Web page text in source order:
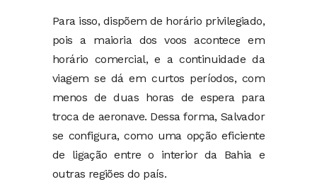
Para isso, dispõem de horário privilegiado,
pois a maioria dos voos acontece em
horário comercial, e a continuidade da
viagem se dá em curtos períodos, com
menos de duas horas de espera para
troca de aeronave. Dessa forma, Salvador
se configura, como uma opção eficiente
de ligação entre o interior da Bahia e
outras regiões do país.